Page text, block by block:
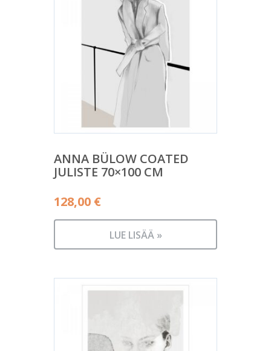
ANNA BÜLOW COATED
JULISTE 70×100 CM
128,00 €
LUE LISÄÄ »